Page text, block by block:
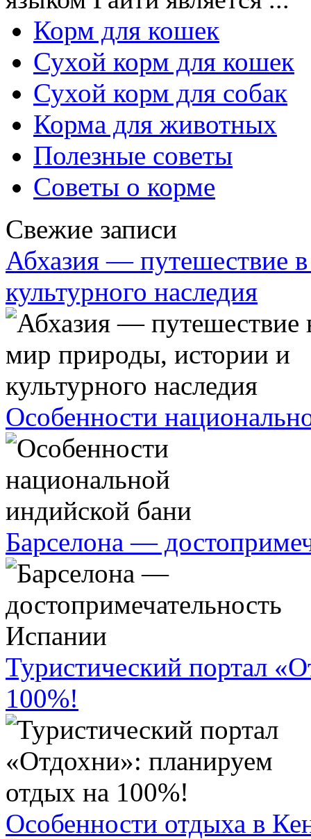
Корм для кошек
Сухой корм для кошек
Сухой корм для собак
Корма для животных
Полезные советы
Советы о корме
Свежие записи
Абхазия — путешествие
культурного наследия
Особенности
Барселона —
Туристический портал
100%!
Особенности отдыха в